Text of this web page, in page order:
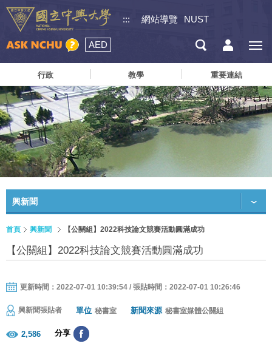
::: 網站導覽 NUST
AED
行政 教學 重要連結
興新聞
首頁 興新聞 【公關組】2022科技論文競賽活動圓滿成功
【公關組】2022科技論文競賽活動圓滿成功
更新時間：2022-07-01 10:39:54 / 張貼時間：2022-07-01 10:26:46
興新聞張貼者 單位 秘書室 新聞來源 秘書室媒體公關組
2,586 分享